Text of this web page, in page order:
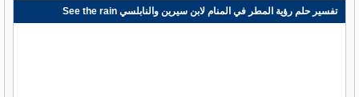
تفسير حلم رؤية المطر في المنام لابن سيرين والنابلسي See the rain